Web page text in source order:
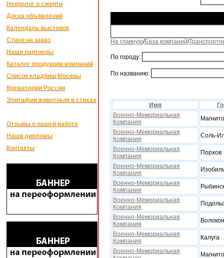
Некролог о смерти
Доска объявлений
Календарь выставок
Стихи на заказ
Наши партнеры
Каталог продукции компаний
Список кладбищ Москвы
Крематории России
Эпитафии животным в стихах
Отзывы о нашей работе
Наши дипломы
Контакты
На главную/База компаний/
По городу:
По названию:
Имя
Военно-Мемориальная
Компания
Военно-Мемориальная
Компания
Соль-
Военно-Мемориальная
Компания
Порхов
Военно-Мемориальная
Компания
Военно-Мемориальная
Компания
Военно-Мемориальная
Компания
Военно-Мемориальная
Компания
Военно-Мемориальная
Компания
Калуга
Военно-Мемориальная